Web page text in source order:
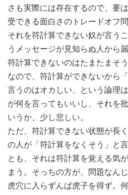
さも実際には存在するので、要
受できる面白さのトレードオフ問
それを符計算できない奴が言う
うメッセージが見知らぬ人から届
符計算できないのはたまたまそ
なので、符計算ができないから
言うのはオカしい、という論理
が何を言ってもいいし、それを
いうか、少し悲しい。
ただ、符計算できない状態が長
の人が「符計算をなくそう」と
とも、それは符計算を覚える気
まう。そっちの方が、問題なん
虎穴に入らずんば虎子を得ず。